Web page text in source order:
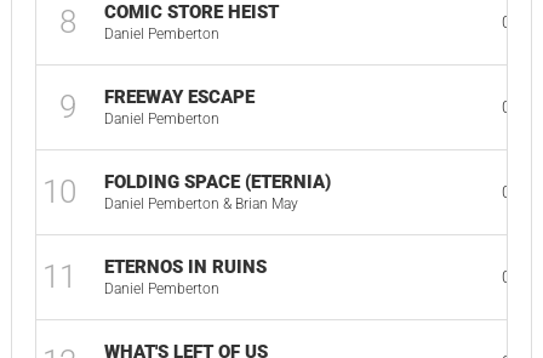
8 COMIC STORE HEIST
Daniel Pemberton
02:41
9 FREEWAY ESCAPE
Daniel Pemberton
01:18
10 FOLDING SPACE (ETERNIA)
Daniel Pemberton & Brian May
01:36
11 ETERNOS IN RUINS
Daniel Pemberton
01:28
WHAT'S LEFT OF US